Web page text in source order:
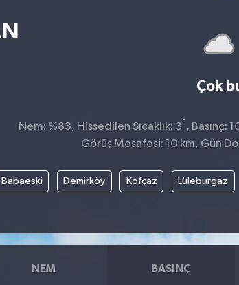
Çok
Nem: %83, Hissedilen Sıcaklık: 3°, Basınç:
Görüş Mesafesi: 10 km, Gün
Babaeski Demirköy Kofçaz Lüleburgaz
NEM BASINÇ